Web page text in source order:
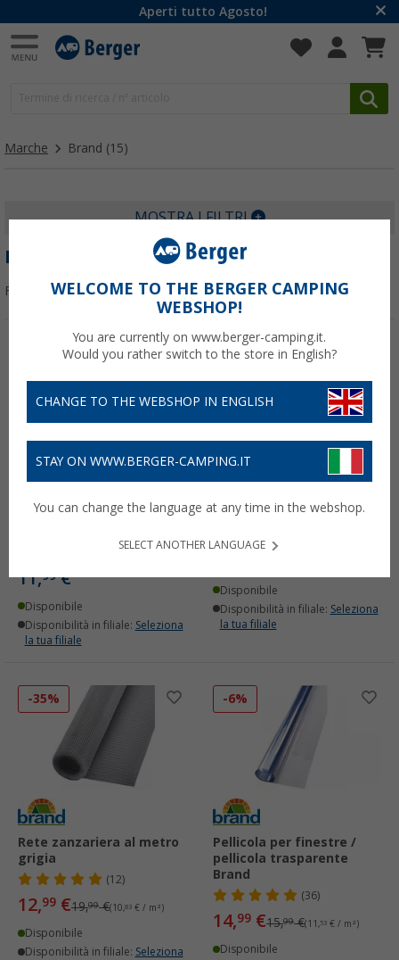
Aperti tutto Agosto!
Marche Brand (15)
MOSTRA I FILTRI
BRAND
Filtrare per:
3 pali con punzone Brand
con anello di tenuta
(39)
11,99€
Disponibile
Disponibilità in filiale: Seleziona
la tua filiale
-8%
kit protezione tempesta
Brand Mistral 2 pezzi
Disponibile
Disponibilità in filiale: Seleziona
la tua filiale
-35%
Rete zanzariera al metro
grigia
(12)
12,99 €19,99€(10,83 € / m²)
Disponibile
Disponibilità in filiale: Seleziona
-6%
Pellicola per finestre /
pellicola trasparente
Brand
(36)
14,99 €15,99€(11,53 € / m²)
Disponibile
WELCOME TO THE BERGER CAMPING
WEBSHOP!
You are currently on www.berger-camping.it.
Would you rather switch to the store in English?
CHANGE TO THE WEBSHOP IN ENGLISH
STAY ON WWW.BERGER-CAMPING.IT
You can change the language at any time in the webshop.
SELECT ANOTHER LANGUAGE